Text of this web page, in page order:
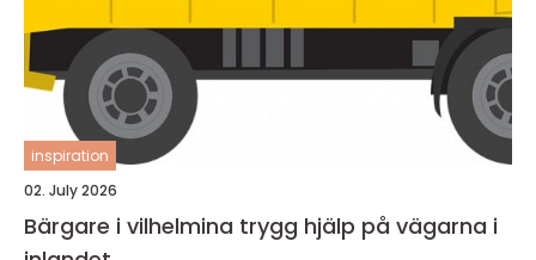
inspiration
02. July 2026
Bärgare i vilhelmina trygg hjälp på vägarna i